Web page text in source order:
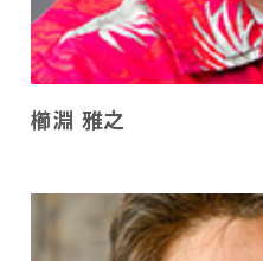
櫛淵 雅之